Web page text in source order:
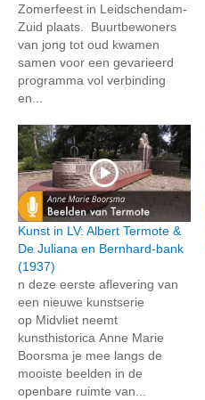
Zomerfeest in Leidschendam-
Zuid plaats. Buurtbewoners
van jong tot oud kwamen
samen voor een gevarieerd
programma vol verbinding
en...
Kunst in LV: Albert Termote &
De Juliana en Bernhard-bank
(1937)
n deze eerste aflevering van
een nieuwe kunstserie
op Midvliet neemt
kunsthistorica Anne Marie
Boorsma je mee langs de
mooiste beelden in de
openbare ruimte van...